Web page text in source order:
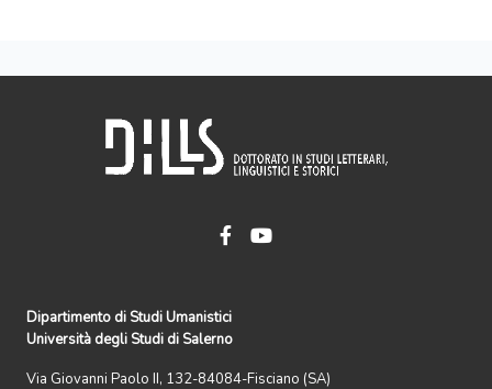
Dipartimento di Studi Umanistici
Università degli Studi di Salerno
Via Giovanni Paolo II, 132-84084-Fisciano (SA)